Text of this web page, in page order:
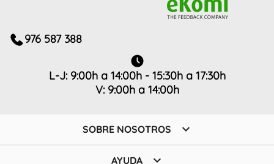
976 587 388
L-J: 9:00h a 14:00h - 15:30h a 17:30h
V: 9:00h a 14:00h
SOBRE NOSOTROS 
AYUDA 